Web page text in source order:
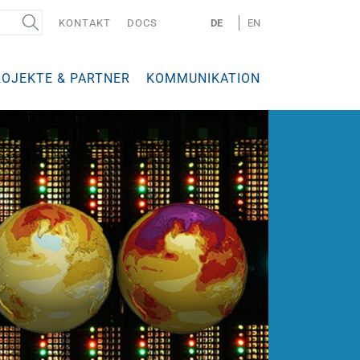
KONTAKT DOCS DE EN
& PARTNER KOMMUNIKATION